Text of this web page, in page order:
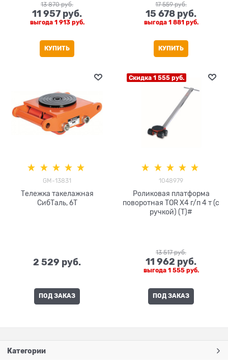
13 870 руб.
11 957 руб.
выгода 1 913 руб.
КУПИТЬ
17 559 руб.
15 678 руб.
выгода 1 881 руб.
КУПИТЬ
GM-13831
Тележка такелажная
СибТаль, 6Т
2 529 руб.
ПОД ЗАКАЗ
Скидка 1 555 руб.
1048979
Роликовая платформа
поворотная TOR X4 г/п 4 т (с
ручкой) (T)#
13 517 руб.
11 962 руб.
выгода 1 555 руб.
ПОД ЗАКАЗ
Категории